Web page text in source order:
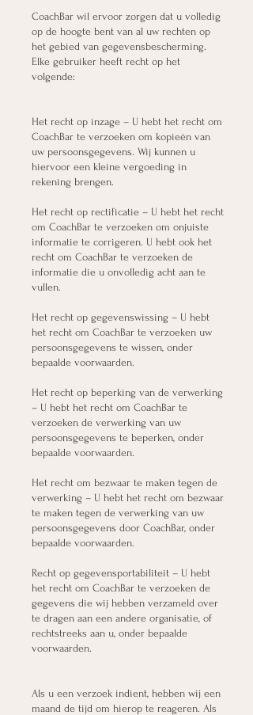
CoachBar wil ervoor zorgen dat u volledig
op de hoogte bent van al uw rechten op
het gebied van gegevensbescherming.
Elke gebruiker heeft recht op het
volgende:
Het recht op inzage – U hebt het recht om
CoachBar te verzoeken om kopieën van
uw persoonsgegevens. Wij kunnen u
hiervoor een kleine vergoeding in
rekening brengen.
Het recht op rectificatie – U hebt het recht
om CoachBar te verzoeken om onjuiste
informatie te corrigeren. U hebt ook het
recht om CoachBar te verzoeken de
informatie die u onvolledig acht aan te
vullen.
Het recht op gegevenswissing – U hebt
het recht om CoachBar te verzoeken uw
persoonsgegevens te wissen, onder
bepaalde voorwaarden.
Het recht op beperking van de verwerking
– U hebt het recht om CoachBar te
verzoeken de verwerking van uw
persoonsgegevens te beperken, onder
bepaalde voorwaarden.
Het recht om bezwaar te maken tegen de
verwerking – U hebt het recht om bezwaar
te maken tegen de verwerking van uw
persoonsgegevens door CoachBar, onder
bepaalde voorwaarden.
Recht op gegevensportabiliteit – U hebt
het recht om CoachBar te verzoeken de
gegevens die wij hebben verzameld over
te dragen aan een andere organisatie, of
rechtstreeks aan u, onder bepaalde
voorwaarden.
Als u een verzoek indient, hebben wij een
maand de tijd om hierop te reageren. Als